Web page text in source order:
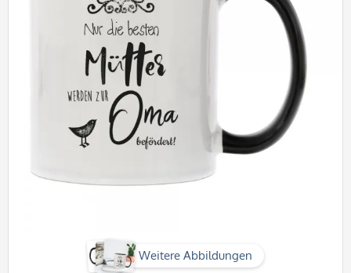
Weitere Abbildungen